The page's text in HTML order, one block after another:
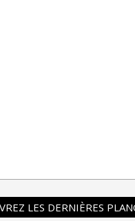
LES DERNIÈRES